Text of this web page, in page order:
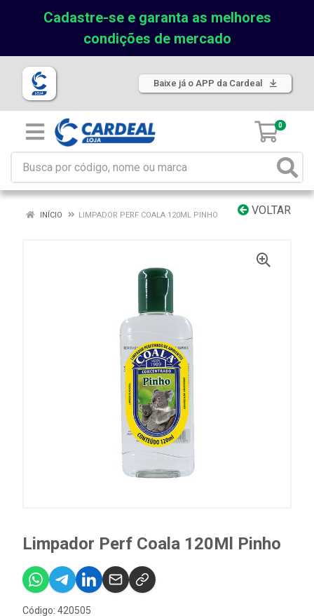
Cadastre-se e garanta as melhores
condições de mercado
Baixe já o APP da Cardeal
0
VOLTAR
INÍCIO LIMPADOR PERF COALA 120ML PINHO
Limpador Perf Coala 120Ml Pinho
Código: 420505